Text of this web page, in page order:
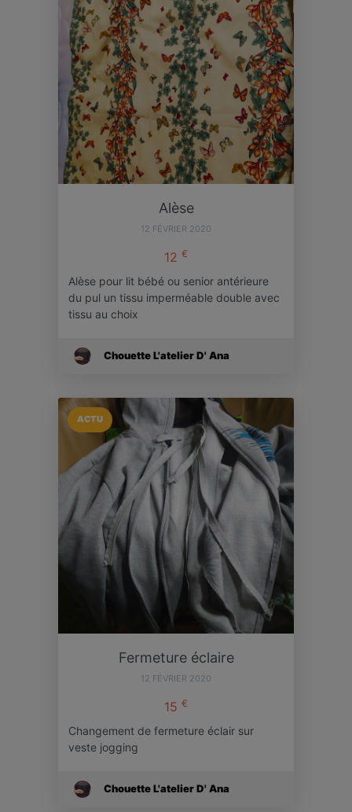
Alèse
12 FÉVRIER 2020
12 €
Alèse pour lit bébé ou senior antérieure
du pul un tissu imperméable double avec
tissu au choix
Chouette L'atelier D' Ana
ACTU
Fermeture éclaire
12 FÉVRIER 2020
15 €
Changement de fermeture éclair sur
veste jogging
Chouette L'atelier D' Ana